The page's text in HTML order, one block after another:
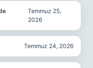
Temmuz 25,
2026
Temmuz 24, 2026